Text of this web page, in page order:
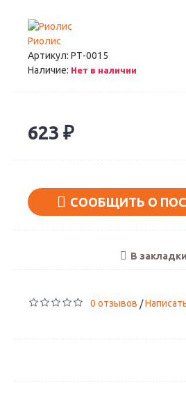
Риолис
Артикул: РТ-0015
Наличие: Нет в наличии
623 ₽
СООБЩИТЬ О
В закладки
0 отзывов /